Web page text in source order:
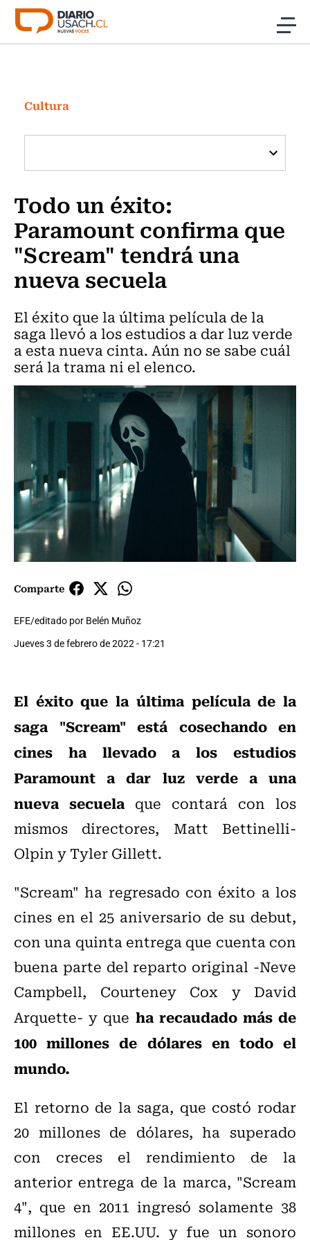
Click acá para ir directamente al contenido
Investigación
Cultura
Programas Radio y TV Usach
Cultura
Todo un éxito:
Paramount confirma que
"Scream" tendrá una
nueva secuela
El éxito que la última película de la
saga llevó a los estudios a dar luz verde
a esta nueva cinta. Aún no se sabe cuál
será la trama ni el elenco.
Comparte
EFE/editado por Belén Muñoz
Jueves 3 de febrero de 2022 - 17:21
El éxito que la última película de la
saga "Scream" está cosechando en
cines ha llevado a los estudios
Paramount a dar luz verde a una
nueva secuela que contará con los
mismos directores, Matt Bettinelli-
Olpin y Tyler Gillett.
"Scream" ha regresado con éxito a los
cines en el 25 aniversario de su debut,
con una quinta entrega que cuenta con
buena parte del reparto original -Neve
Campbell, Courteney Cox y David
Arquette- y que ha recaudado más de
100 millones de dólares en todo el
mundo.
El retorno de la saga, que costó rodar
20 millones de dólares, ha superado
con creces el rendimiento de la
anterior entrega de la marca, "Scream
4", que en 2011 ingresó solamente 38
millones en EE.UU. y fue un sonoro